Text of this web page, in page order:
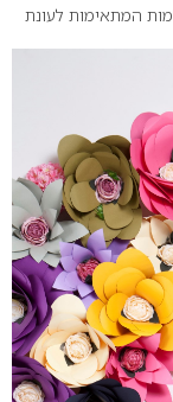
המתאימות לעונת